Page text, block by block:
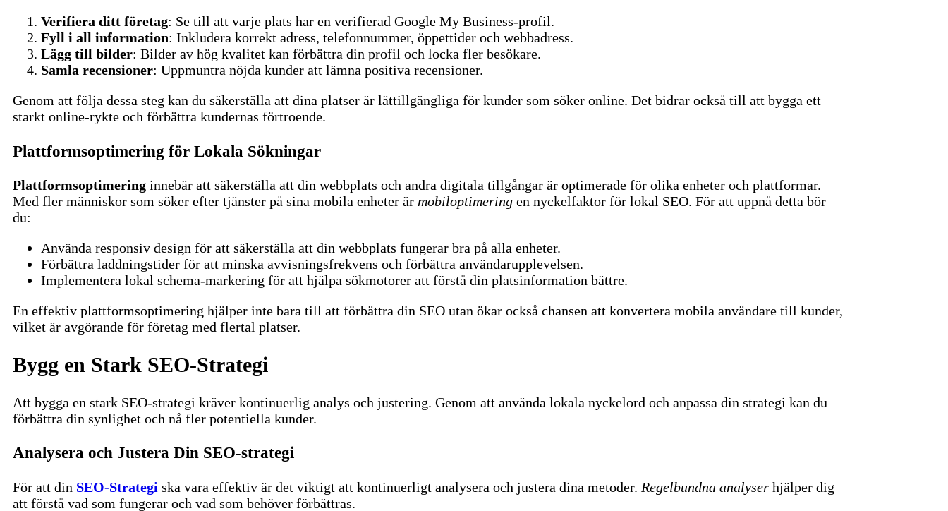
Verifiera ditt företag: Se till att varje plats har en verifierad Google My Business-profil.
Fyll i all information: Inkludera korrekt adress, telefonnummer, öppettider och webbadress.
Lägg till bilder: Bilder av hög kvalitet kan förbättra din profil och locka fler besökare.
Samla recensioner: Uppmuntra nöjda kunder att lämna positiva recensioner.
Genom att följa dessa steg kan du säkerställa att dina platser är lättillgängliga för kunder som söker online. Det bidrar också till att bygga ett
starkt online-rykte och förbättra kundernas förtroende.
Plattformsoptimering för Lokala Sökningar
Plattformsoptimering innebär att säkerställa att din webbplats och andra digitala tillgångar är optimerade för olika enheter och plattformar.
Med fler människor som söker efter tjänster på sina mobila enheter är mobiloptimering en nyckelfaktor för lokal SEO. För att uppnå detta bör
du:
Använda responsiv design för att säkerställa att din webbplats fungerar bra på alla enheter.
Förbättra laddningstider för att minska avvisningsfrekvens och förbättra användarupplevelsen.
Implementera lokal schema-markering för att hjälpa sökmotorer att förstå din platsinformation bättre.
En effektiv plattformsoptimering hjälper inte bara till att förbättra din SEO utan ökar också chansen att konvertera mobila användare till kunder,
vilket är avgörande för företag med flertal platser.
Bygg en Stark SEO-Strategi
Att bygga en stark SEO-strategi kräver kontinuerlig analys och justering. Genom att använda lokala nyckelord och anpassa din strategi kan du
förbättra din synlighet och nå fler potentiella kunder.
Analysera och Justera Din SEO-strategi
För att din SEO-Strategi ska vara effektiv är det viktigt att kontinuerligt analysera och justera dina metoder. Regelbundna analyser hjälper dig
att förstå vad som fungerar och vad som behöver förbättras.